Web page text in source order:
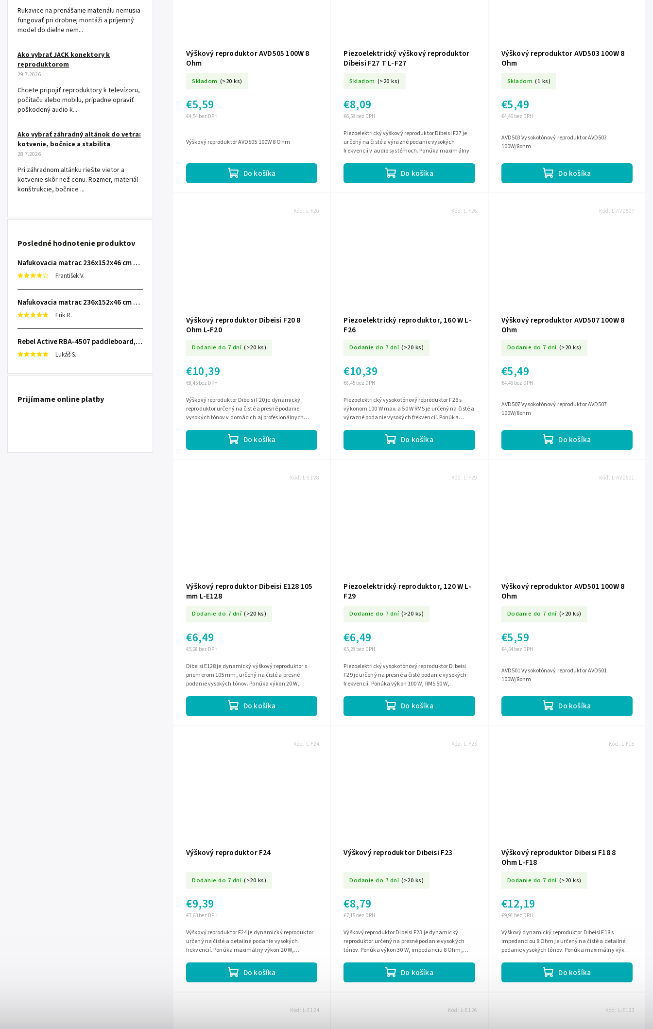
Rukavice na prenášanie materiálu nemusia
fungovať pri drobnej montáži a príjemný
model do dielne nem...
Ako vybrať JACK konektory k
reproduktorom
29.7.2026
Chcete pripojiť reproduktory k televízoru,
počítaču alebo mobilu, prípadne opraviť
poškodený audio k...
Ako vybrať záhradný altánok do vetra:
kotvenie, bočnice a stabilita
28.7.2026
Pri záhradnom altánku riešte vietor a
kotvenie skôr než cenu. Rozmer, materiál
konštrukcie, bočnice ...
Posledné hodnotenie produktov
Nafukovacia matrac 236x152x46 cm so zabudovanou elektrickou pumpou INTEX 64448
František V.
Nafukovacia matrac 236x152x46 cm so zabudovanou elektrickou pumpou INTEX 64448
Erik R.
Rebel Active RBA-4507 paddleboard, 335 cm L-RBA-4507-OR
Lukáš S.
Prijímame online platby
Výškový reproduktor AVD505 100W 8
Ohm
Skladom (>20 ks)
€4,54 bez DPH
€5,59
Do košíka
Výškový reproduktor AVD505 100W 8 Ohm
Piezoelektrický výškový reproduktor
Dibeisi F27 T L-F27
Skladom (>20 ks)
€6,58 bez DPH
€8,09
Do košíka
Piezoelektrický výškový reproduktor Dibeisi F27 je
určený na čisté a výrazné podanie vysokých
frekvencií v audio systémoch. Ponúka maximálny
Výškový reproduktor AVD503 100W 8
Ohm
Skladom (1 ks)
€4,46 bez DPH
€5,49
Do košíka
AVD503 Vysokotónový reproduktor AVD503
100W/8ohm
Výškový reproduktor Dibeisi F20 8
Ohm L-F20
Dodanie do 7 dní (>20 ks)
€8,45 bez DPH
€10,39
Do košíka
Výškový reproduktor Dibeisi F20 je dynamický
reproduktor určený na čisté a presné podanie
vysokých tónov v domácich aj profesionálnych
Kód: L-F20
Piezoelektrický reproduktor, 160 W L-
F26
Dodanie do 7 dní (>20 ks)
€8,45 bez DPH
€10,39
Do košíka
Piezoelektrický vysokotónový reproduktor F26 s
výkonom 100 W max. a 50 W RMS je určený na čisté a
výrazné podanie vysokých frekvencií. Ponúka
Kód: L-F26
Výškový reproduktor AVD507 100W 8
Ohm
Dodanie do 7 dní (>20 ks)
€4,46 bez DPH
€5,49
Do košíka
AVD507 Vysokotónový reproduktor AVD507
100W/8ohm
Kód: L-AVD507
Výškový reproduktor Dibeisi E128 105
mm L-E128
Dodanie do 7 dní (>20 ks)
€5,28 bez DPH
€6,49
Do košíka
Dibeisi E128 je dynamický výškový reproduktor s
priemerom 105 mm, určený na čisté a presné
podanie vysokých tónov. Ponúka výkon 20 W,
Kód: L-E128
Piezoelektrický reproduktor, 120 W L-
F29
Dodanie do 7 dní (>20 ks)
€5,28 bez DPH
€6,49
Do košíka
Piezoelektrický vysokotónový reproduktor Dibeisi
F29 je určený na presné a čisté podanie vysokých
frekvencií. Ponúka výkon 100 W, RMS 50 W,
Kód: L-F29
Výškový reproduktor AVD501 100W 8
Ohm
Dodanie do 7 dní (>20 ks)
€4,54 bez DPH
€5,59
Do košíka
AVD501 Vysokotónový reproduktor AVD501
100W/8ohm
Kód: L-AVD501
Výškový reproduktor F24
Dodanie do 7 dní (>20 ks)
€7,63 bez DPH
€9,39
Do košíka
Výškový reproduktor F24 je dynamický reproduktor
určený na čisté a detailné podanie vysokých
frekvencií. Ponúka maximálny výkon 20 W,
Kód: L-F24
Výškový reproduktor Dibeisi F23
Dodanie do 7 dní (>20 ks)
€7,15 bez DPH
€8,79
Do košíka
Výškový reproduktor Dibeisi F23 je dynamický
reproduktor určený na presné podanie vysokých
tónov. Ponúka výkon 30 W, impedanciu 8 Ohm,
Kód: L-F23
Výškový reproduktor Dibeisi F18 8
Ohm L-F18
Dodanie do 7 dní (>20 ks)
€9,91 bez DPH
€12,19
Do košíka
Výškový dynamický reproduktor Dibeisi F18 s
impedanciou 8 Ohm je určený na čisté a detailné
podanie vysokých tónov. Ponúka maximálny výkon
Kód: L-F18
Kód: L-E124 Kód: L-E126 Kód: L-E123